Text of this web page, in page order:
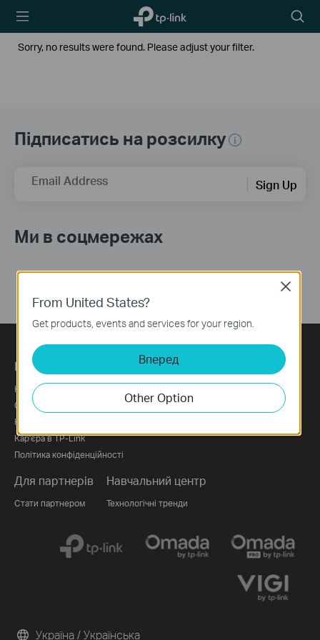
TP-Link,
Reliably
Smart
Пошук
Sorry, no results were found. Please adjust your filter.
Підписатись на розсилку
Email Address Sign Up
Ми в соцмережах
Про компанію
Корпоративний профіль
Сталість та стійкість
Контакти
Кар'єра в TP-Link
Політика конфіденційності
Преса
Блог
Для партнерів
Стати партнером
Навчальний центр
Технологічні тренди
Україна / Українська
From United States?
Get products, events and services for your region.
Вперед
Other Option
Close